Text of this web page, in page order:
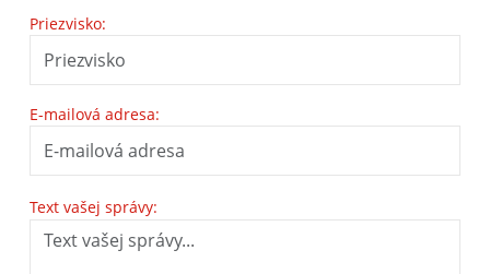
Priezvisko:
E-mailová adresa:
Text vašej správy: